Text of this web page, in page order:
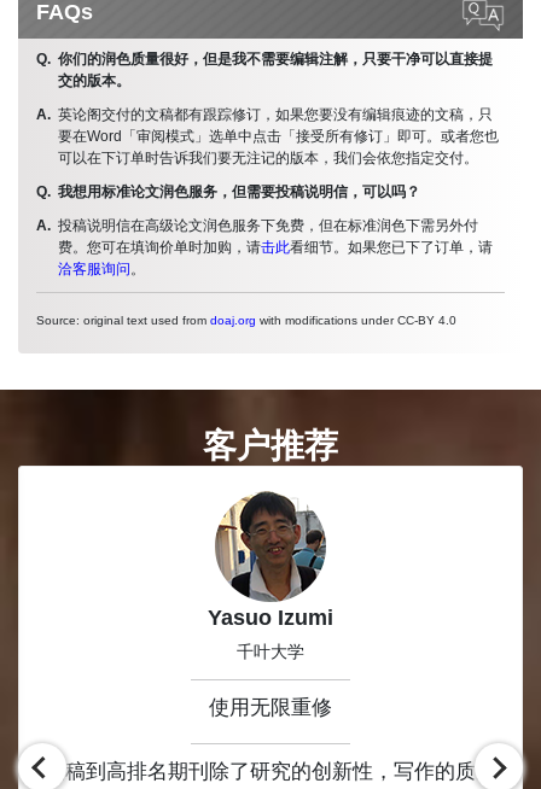
FAQs
你们的润色质量很好，但是我不需要编辑注解，只要干净可以直接提
交的版本。
英论阁交付的文稿都有跟踪修订，如果您要没有编辑痕迹的文稿，只
要在Word「审阅模式」选单中点击「接受所有修订」即可。或者您也
可以在下订单时告诉我们要无注记的版本，我们会依您指定交付。
我想用标准论文润色服务，但需要投稿说明信，可以吗？
投稿说明信在高级论文润色服务下免费，但在标准润色下需另外付
费。您可在填询价单时加购，请击此看细节。如果您已下了订单，请
洽客服询问。
Source: original text used from doaj.org with modifications under CC-BY 4.0
客户推荐
Yasuo Izumi
千叶大学
使用无限重修
投稿到高排名期刊除了研究的创新性，写作的质量